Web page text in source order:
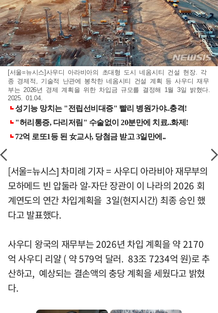
[서울=뉴시스]사우디 아라비아의 초대형 도시 네옴시티 건설 현장. 각
종 경제적, 기술적 난관에 봉착한 네옴시티 건설 계획 등 사우디 재무
부는 2026년 경제 계획을 위한 차입금 규모를 결정해 1월 3일 밝혔다.
2025. 01.04.
[서울=뉴시스] 차미례 기자 = 사우디 아라비아 재무부의
모하메드 빈 압둘라 알-자단 장관이 이 나라의 2026 회
계연도의 연간 차입계획을 3일(현지시간) 최종 승인 했
다고 발표했다.
사우디 왕국의 재무부는 2026년 차입 계획을 약 2170
억 사우디 리얄 ( 약 579억 달러. 83조 7234억 원)로 추
산하고, 예상되는 결손액의 충당 계획을 세웠다고 밝혔
다.